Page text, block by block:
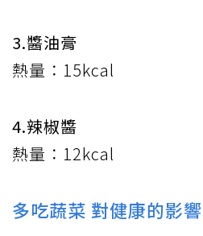
3.醬油膏
熱量：15kcal
4.辣椒醬
熱量：12kcal
多吃蔬菜 對健康的影響